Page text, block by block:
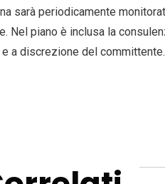
sarà periodicamente
Nel piano è inclusa la
a discrezione del committente.